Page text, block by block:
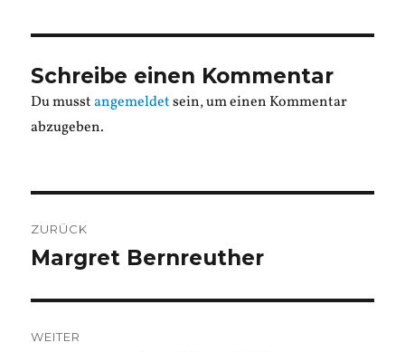
Schreibe einen Kommentar
Du musstangemeldetsein, um einen Kommentar
abzugeben.
ZURÜCK
Vorheriger
Margret Bernreuther
WEITER